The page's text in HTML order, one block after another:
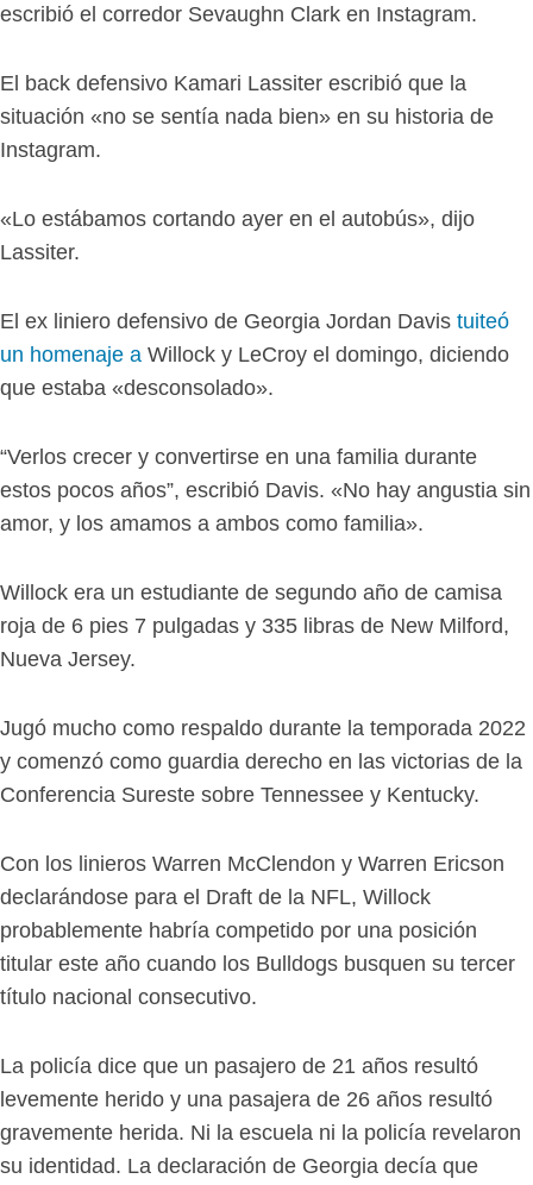
escribió el corredor Sevaughn Clark en Instagram.
El back defensivo Kamari Lassiter escribió que la
situación «no se sentía nada bien» en su historia de
Instagram.
«Lo estábamos cortando ayer en el autobús», dijo
Lassiter.
El ex liniero defensivo de Georgia Jordan Davis tuiteó
un homenaje a Willock y LeCroy el domingo, diciendo
que estaba «desconsolado».
“Verlos crecer y convertirse en una familia durante
estos pocos años”, escribió Davis. «No hay angustia sin
amor, y los amamos a ambos como familia».
Willock era un estudiante de segundo año de camisa
roja de 6 pies 7 pulgadas y 335 libras de New Milford,
Nueva Jersey.
Jugó mucho como respaldo durante la temporada 2022
y comenzó como guardia derecho en las victorias de la
Conferencia Sureste sobre Tennessee y Kentucky.
Con los linieros Warren McClendon y Warren Ericson
declarándose para el Draft de la NFL, Willock
probablemente habría competido por una posición
titular este año cuando los Bulldogs busquen su tercer
título nacional consecutivo.
La policía dice que un pasajero de 21 años resultó
levemente herido y una pasajera de 26 años resultó
gravemente herida. Ni la escuela ni la policía revelaron
su identidad. La declaración de Georgia decía que